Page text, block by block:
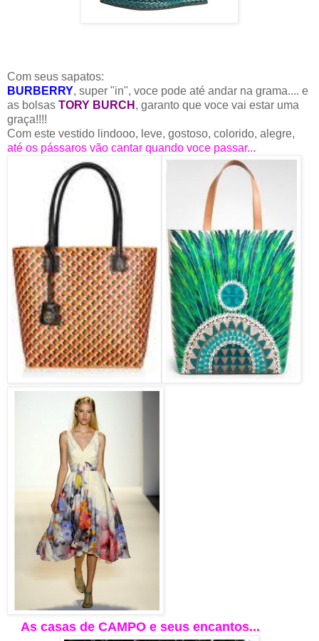
Com seus sapatos:
BURBERRY, super "in", voce pode até andar na grama.... e
as bolsas TORY BURCH , garanto que voce vai estar uma
graça!!!!
Com este vestido lindooo, leve, gostoso, colorido, alegre,
até os pássaros vão cantar quando voce passar...
As casas de CAMPO e seus encantos...